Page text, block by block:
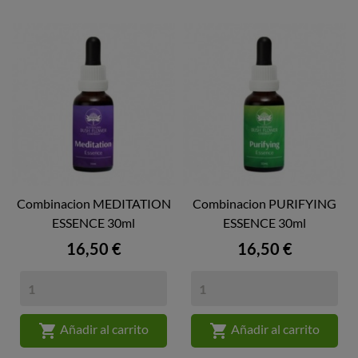
Combinacion MEDITATION
ESSENCE 30ml
Precio
16,50 €
 Añadir al carrito
Combinacion PURIFYING
ESSENCE 30ml
Precio
16,50 €
 Añadir al carrito